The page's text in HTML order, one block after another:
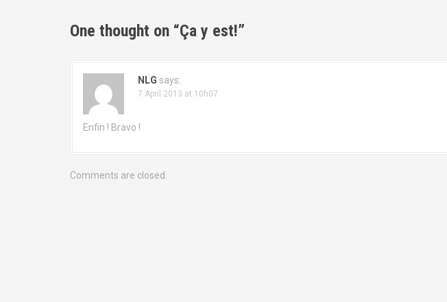
t
g
One thought on “Ça y est!”
NLG says:
7 April 2013 at 10h07
Enfin ! Bravo !
Comments are closed.